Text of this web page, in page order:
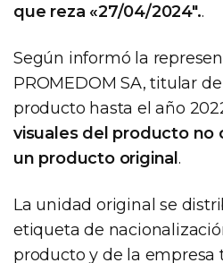
que reza «27/04/2024"..
Según informó la
PROMEDOM SA, titular
producto hasta el año
visuales del producto no
un producto original.
La unidad original se
etiqueta de
producto y de la empresa